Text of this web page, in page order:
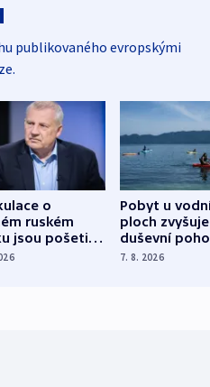
publikovaného evropskými
o
ruském
jsou pošetilé,
Pobyt u
ploch zvyšuje
duševní
ukázala
7. 8. 2026